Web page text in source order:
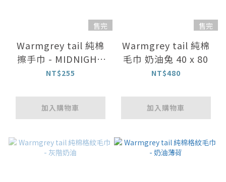
售完
Warmgrey tail 純棉
擦手巾 - MIDNIGHT
午夜
NT$255
加入購物車
售完
Warmgrey tail 純棉
毛巾 奶油兔 40 x 80
NT$480
加入購物車